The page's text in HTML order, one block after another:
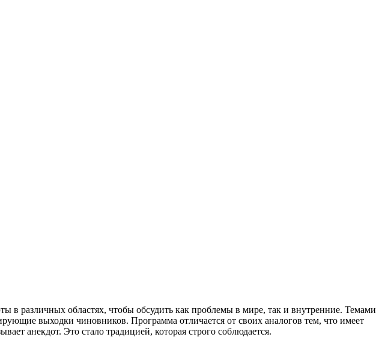
в различных областях, чтобы обсудить как проблемы в мире, так и внутренние. Темами
выходки чиновников. Программа отличается от своих аналогов тем, что имеет
анекдот. Это стало традицией, которая строго соблюдается.